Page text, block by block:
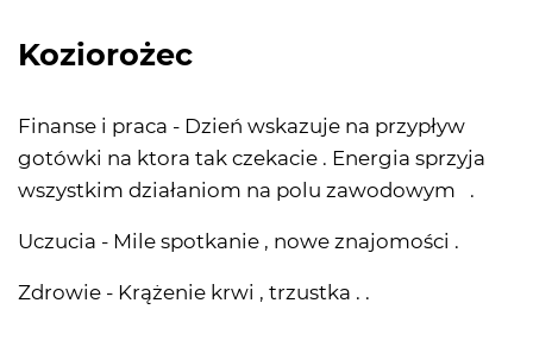
Koziorożec
Finanse i praca - Dzień wskazuje na przypływ
gotówki na ktora tak czekacie . Energia sprzyja
wszystkim działaniom na polu zawodowym .
Uczucia - Mile spotkanie , nowe znajomości .
Zdrowie - Krążenie krwi , trzustka . .